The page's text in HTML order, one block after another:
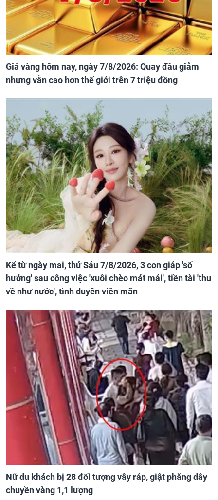
Giá vàng hôm nay, ngày 7/8/2026: Quay đầu giảm
nhưng vẫn cao hơn thế giới trên 7 triệu đồng
Kể từ ngày mai, thứ Sáu 7/8/2026, 3 con giáp 'số
hưởng' sau công việc 'xuôi chèo mát mái', tiền tài 'thu
về như nước', tình duyên viên mãn
Nữ du khách bị 28 đối tượng vây ráp, giật phăng dây
chuyền vàng 1,1 lượng